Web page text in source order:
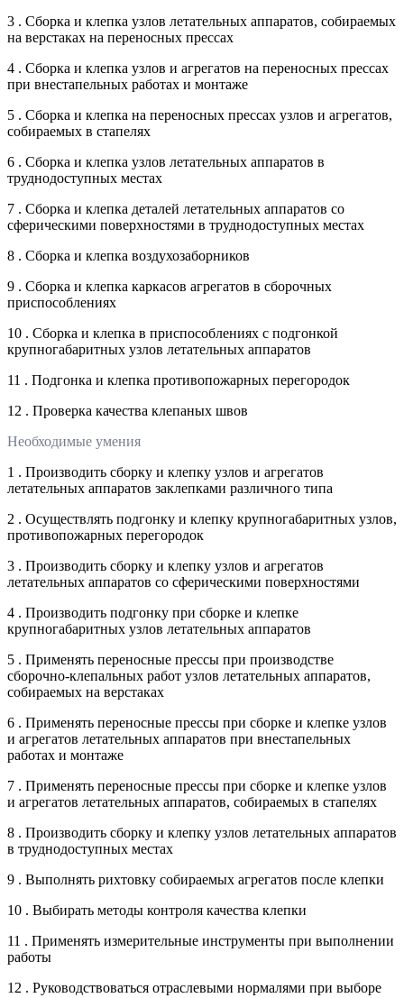
3 . Сборка и клепка узлов летательных аппаратов, собираемых
на верстаках на переносных прессах
4 . Сборка и клепка узлов и агрегатов на переносных прессах
при внестапельных работах и монтаже
5 . Сборка и клепка на переносных прессах узлов и агрегатов,
собираемых в стапелях
6 . Сборка и клепка узлов летательных аппаратов в
труднодоступных местах
7 . Сборка и клепка деталей летательных аппаратов со
сферическими поверхностями в труднодоступных местах
8 . Сборка и клепка воздухозаборников
9 . Сборка и клепка каркасов агрегатов в сборочных
приспособлениях
10 . Сборка и клепка в приспособлениях с подгонкой
крупногабаритных узлов летательных аппаратов
11 . Подгонка и клепка противопожарных перегородок
12 . Проверка качества клепаных швов
Необходимые умения
1 . Производить сборку и клепку узлов и агрегатов
летательных аппаратов заклепками различного типа
2 . Осуществлять подгонку и клепку крупногабаритных узлов,
противопожарных перегородок
3 . Производить сборку и клепку узлов и агрегатов
летательных аппаратов со сферическими поверхностями
4 . Производить подгонку при сборке и клепке
крупногабаритных узлов летательных аппаратов
5 . Применять переносные прессы при производстве
сборочно-клепальных работ узлов летательных аппаратов,
собираемых на верстаках
6 . Применять переносные прессы при сборке и клепке узлов
и агрегатов летательных аппаратов при внестапельных
работах и монтаже
7 . Применять переносные прессы при сборке и клепке узлов
и агрегатов летательных аппаратов, собираемых в стапелях
8 . Производить сборку и клепку узлов летательных аппаратов
в труднодоступных местах
9 . Выполнять рихтовку собираемых агрегатов после клепки
10 . Выбирать методы контроля качества клепки
11 . Применять измерительные инструменты при выполнении
работы
12 . Руководствоваться отраслевыми нормалями при выборе